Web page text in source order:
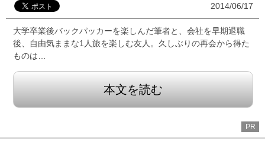
2014/06/17
大学卒業後バックパッカーを楽しんだ筆者と、会社を早期退職
後、自由気ままな1人旅を楽しむ友人。久しぶりの再会から得た
ものは…
本文を読む
PR